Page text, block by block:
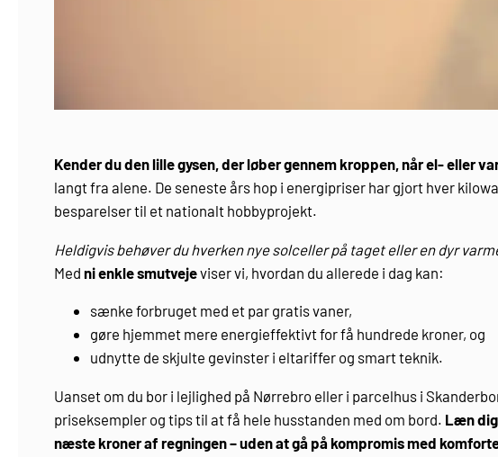
Kender du den lille gysen, der løber gennem kroppen, når el- eller
langt fra alene. De seneste års hop i energi­priser har gjort hver
besparelser til et nationalt hobbyprojekt.
Heldigvis behøver du hverken nye solceller på taget eller en dyr
Med ni enkle smutvejeviser vi, hvordan du allerede i dag kan:
sænke forbruget med et par gratis vaner,
gøre hjemmet mere energieffektivt for få hundrede kroner, og
udnytte de skjulte gevinster i eltariffer og smart teknik.
Uanset om du bor i lejlighed på Nørrebro eller i parcelhus i
priseksempler og tips til at få hele husstanden med om bord. Læn
næste kroner af regningen – uden at gå på kompromis med